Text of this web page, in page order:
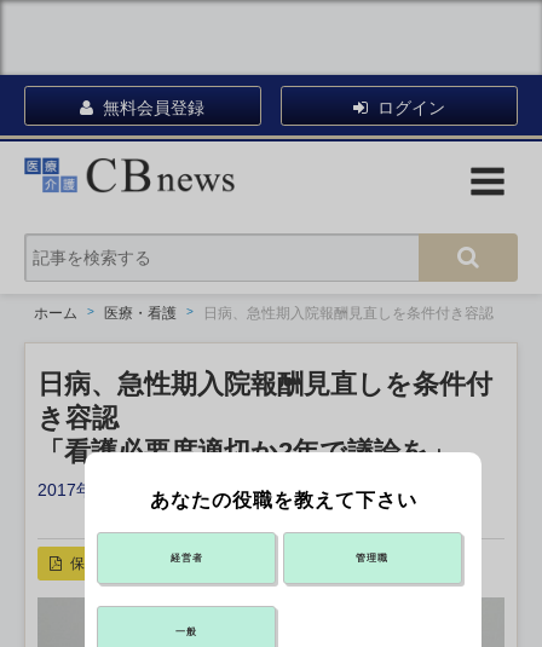
無料会員登録 ログイン
ホーム 医療・看護 日病、急性期入院報酬見直しを条件付き容認
日病、急性期入院報酬見直しを条件付
き容認
「看護必要度適切か2年で議論を」
2017年11月27日 19:43
リンクをコピー X ポスト
保存
あなたの役職を教えて下さい
経営者 管理職
一般